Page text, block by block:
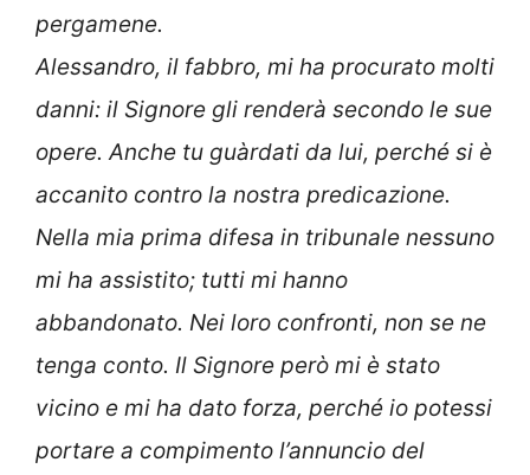
pergamene.
Alessandro, il fabbro, mi ha procurato molti
danni: il Signore gli renderà secondo le sue
opere. Anche tu guàrdati da lui, perché si è
accanito contro la nostra predicazione.
Nella mia prima difesa in tribunale nessuno
mi ha assistito; tutti mi hanno
abbandonato. Nei loro confronti, non se ne
tenga conto. Il Signore però mi è stato
vicino e mi ha dato forza, perché io potessi
portare a compimento l’annuncio del